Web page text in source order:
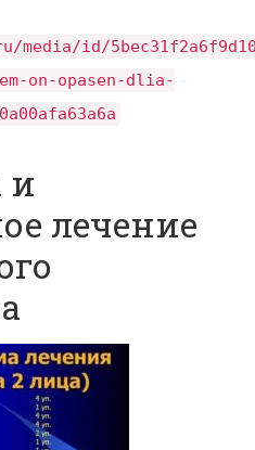
id/
on-opasen-dlia-
и
лечение